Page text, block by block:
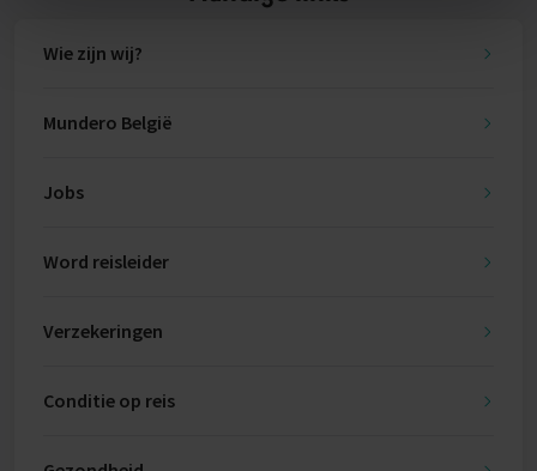
Wie zijn wij?
Mundero België
Jobs
Word reisleider
Verzekeringen
Conditie op reis